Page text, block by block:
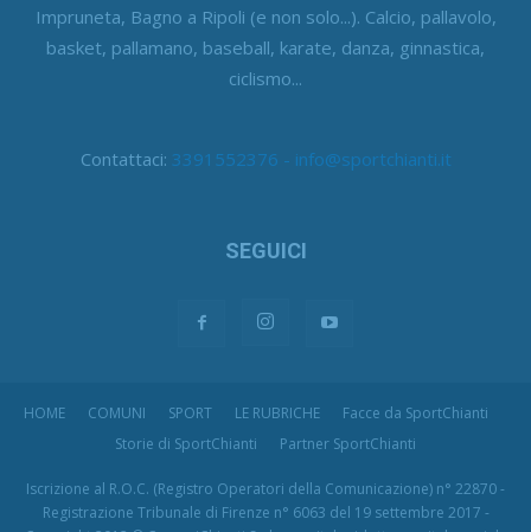
Impruneta, Bagno a Ripoli (e non solo...). Calcio, pallavolo,
basket, pallamano, baseball, karate, danza, ginnastica,
ciclismo...
Contattaci: 3391552376 - info@sportchianti.it
SEGUICI
HOME COMUNI SPORT LE RUBRICHE
Facce da SportChianti
Storie di SportChianti
Partner SportChianti
Iscrizione al R.O.C. (Registro Operatori della Comunicazione) n° 22870 -
Registrazione Tribunale di Firenze n° 6063 del 19 settembre 2017 -